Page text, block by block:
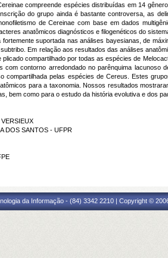
compreende espécies distribuídas em 14
do grupo ainda é bastante controversa, as
de Cereinae com base em dados
anatômicos diagnósticos e filogenéticos do
suportada nas análises bayesianas, de
Em relação aos resultados das análises
compartilhado por todas as espécies de
com contorno arredondado no parênquima
compartilhada pelas espécies de Cereus. Estes
para a taxonomia. Nossos resultados
bem como para o estudo da história evolutiva e dos
DOS SANTOS - UFPR
da Informação - (84) 3342 2210 | Copyright ©